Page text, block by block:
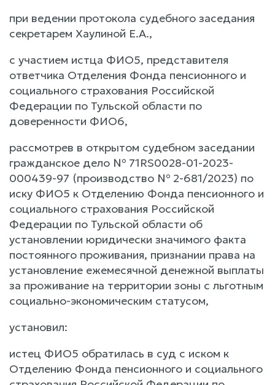
при ведении протокола судебного заседания
секретарем Хаулиной Е.А.,
с участием истца ФИО5, представителя
ответчика Отделения Фонда пенсионного и
социального страхования Российской
Федерации по Тульской области по
доверенности ФИО6,
рассмотрев в открытом судебном заседании
гражданское дело № 71RS0028-01-2023-
000439-97 (производство № 2-681/2023) по
иску ФИО5 к Отделению Фонда пенсионного и
социального страхования Российской
Федерации по Тульской области об
установлении юридически значимого факта
постоянного проживания, признании права на
установление ежемесячной денежной выплаты
за проживание на территории зоны с льготным
социально-экономическим статусом,
установил:
истец ФИО5 обратилась в суд с иском к
Отделению Фонда пенсионного и социального